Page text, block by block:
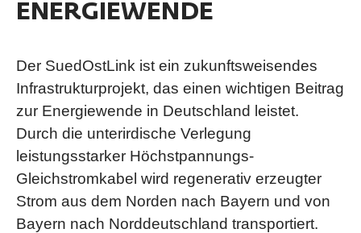
ENERGIEWENDE
Der SuedOstLink ist ein zukunftsweisendes
Infrastrukturprojekt, das einen wichtigen Beitrag
zur Energiewende in Deutschland leistet.
Durch die unterirdische Verlegung
leistungsstarker Höchstpannungs-
Gleichstromkabel wird regenerativ erzeugter
Strom aus dem Norden nach Bayern und von
Bayern nach Norddeutschland transportiert.